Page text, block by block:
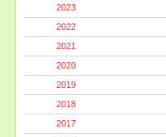
2023
2022
2021
2020
2019
2018
2017